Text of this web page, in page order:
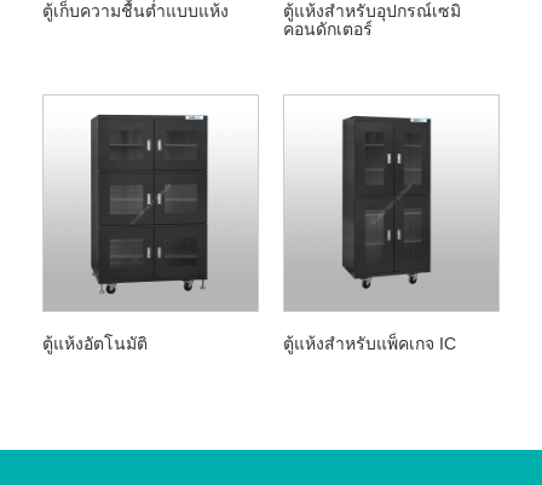
ตู้เก็บความชื้นต่ำแบบแห้ง
ตู้แห้งสำหรับอุปกรณ์เซมิ
คอนดักเตอร์
ตู้แห้งอัตโนมัติ ตู้แห้งสำหรับแพ็คเกจ IC